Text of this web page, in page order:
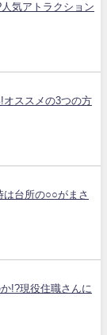
気アトラクション
オススメの3つの方
は台所の○○がまさ
!?現役住職さんに